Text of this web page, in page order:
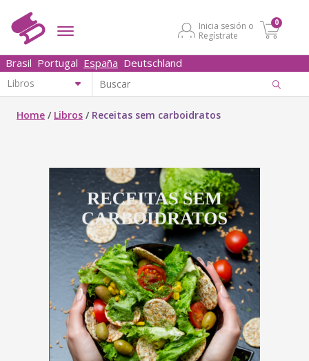
Inicia sesión o
Regístrate
0
Brasil Portugal España Deutschland
Home / Libros / Receitas sem carboidratos